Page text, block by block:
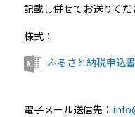
記載し併せてお送りくだ
様式：
ふるさと納税申込
電子メール送信先：